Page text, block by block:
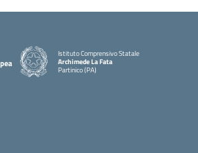
Istituto Comprensivo Statale
Archimede La Fata
Partinico (PA)